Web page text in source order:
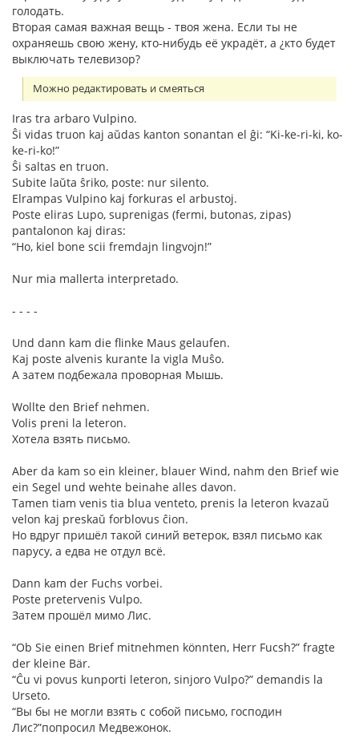
голодать.
Вторая самая важная вещь - твоя жена. Если ты не
охраняешь свою жену, кто-нибудь её украдёт, а ¿кто будет
выключать телевизор?
Можно редактировать и смеяться
Iras tra arbaro Vulpino.
Ŝi vidas truon kaj aŭdas kanton sonantan el ĝi: “Ki-ke-ri-ki, ko-
ke-ri-ko!”
Ŝi saltas en truon.
Subite laŭta ŝriko, poste: nur silento.
Elrampas Vulpino kaj forkuras el arbustoj.
Poste eliras Lupo, suprenigas (fermi, butonas, zipas)
pantalonon kaj diras:
“Ho, kiel bone scii fremdajn lingvojn!”
Nur mia mallerta interpretado.
- - - -
Und dann kam die flinke Maus gelaufen.
Kaj poste alvenis kurante la vigla Muŝo.
А затем подбежала проворная Мышь.
Wollte den Brief nehmen.
Volis preni la leteron.
Хотела взять письмо.
Aber da kam so ein kleiner, blauer Wind, nahm den Brief wie
ein Segel und wehte beinahe alles davon.
Tamen tiam venis tia blua venteto, prenis la leteron kvazaŭ
velon kaj preskaŭ forblovus ĉion.
Но вдруг пришёл такой синий ветерок, взял письмо как
парусу, а едва не отдул всё.
Dann kam der Fuchs vorbei.
Poste pretervenis Vulpo.
Затем прошёл мимо Лис.
“Ob Sie einen Brief mitnehmen könnten, Herr Fucsh?” fragte
der kleine Bär.
“Ĉu vi povus kunporti leteron, sinjoro Vulpo?” demandis la
Urseto.
“Вы бы не могли взять с собой письмо, господин
Лис?”попросил Медвежонок.